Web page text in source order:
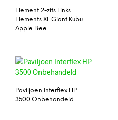
Element 2-zits Links
Elements XL Giant Kubu
Apple Bee
Paviljoen Interflex HP
3500 Onbehandeld